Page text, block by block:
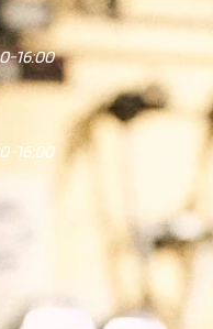
16:00
16:00